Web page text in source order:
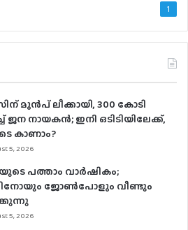
1
മുൻപ് ലീക്കായി, 300 കോടി
ജന നായകൻ; ഇനി ഒടിടിയിലേക്ക്,
കാണാം?
5, 2026
പത്താം വാർഷികം;
ജോൺപോളും വീണ്ടും
5, 2026